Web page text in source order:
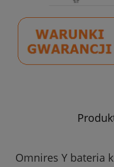
Omnires Y bateria